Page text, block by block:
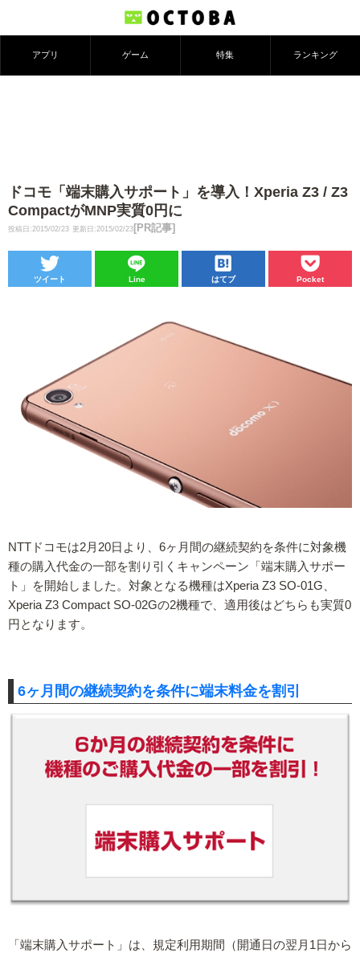
アプリ ゲーム 特集 ランキング
ドコモ「端末購入サポート」を導入！Xperia Z3 / Z3
CompactがMNP実質0円に
投稿日:2015/02/23 更新日:2015/02/23 [PR記事]
ツイート Line はてブ Pocket
NTTドコモは2月20日より、6ヶ月間の継続契約を条件に対象機
種の購入代金の一部を割り引くキャンペーン「端末購入サポー
ト」を開始しました。対象となる機種はXperia Z3 SO-01G、
Xperia Z3 Compact SO-02Gの2機種で、適用後はどちらも実質0
円となります。
6ヶ月間の継続契約を条件に端末料金を割引
「端末購入サポート」は、規定利用期間（開通日の翌月1日から